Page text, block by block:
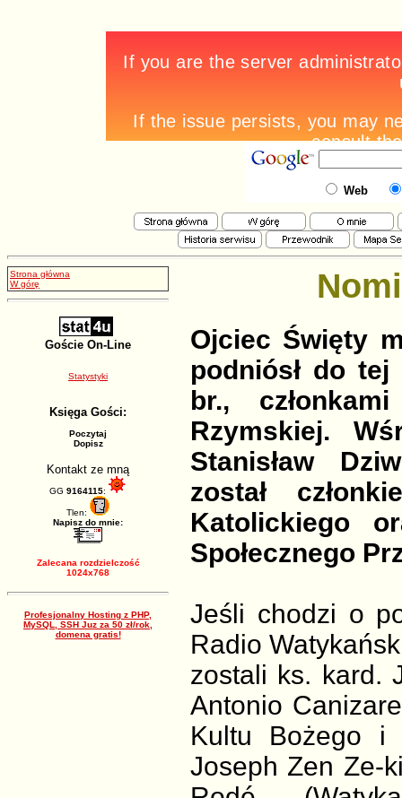
Web
Strona główna
W górę
Goście On-Line
Statystyki
Księga Gości:
Poczytaj
Dopisz
Kontakt ze mną
GG 9164115:
Tlen:
Napisz do mnie:
Zalecana rozdzielczość
1024x768
Profesjonalny Hosting z PHP,
MySQL, SSH Juz za 50 zł/rok,
domena gratis!
Ojciec Święty
podniósł do
br.,
Rzymskiej.
Stanisław
został
Katolickiego
Społecznego
Jeśli chodzi o
Radio
zostali ks. kard.
Antonio
Kultu Bożego i
Joseph Zen Ze-